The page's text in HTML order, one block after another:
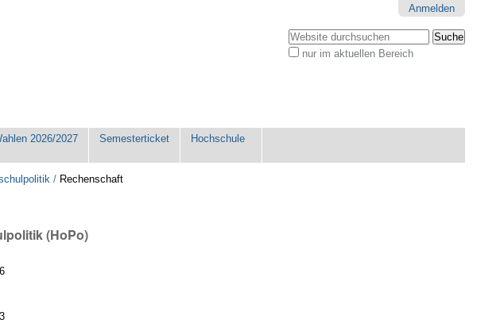
Anmelden
Website durchsuchen
nur im aktuellen Bereich
2026/2027 Semesterticket Hochschule
/ Rechenschaft
(HoPo)